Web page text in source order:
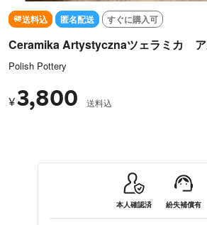
送料込 匿名配送 すぐに購入可
Ceramika Artystycznaツェラミカ ア
Polish Pottery
¥3,800 送料込
本人確認済 紛失補償有